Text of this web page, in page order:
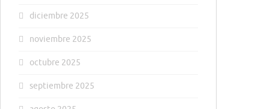
diciembre 2025
noviembre 2025
octubre 2025
septiembre 2025